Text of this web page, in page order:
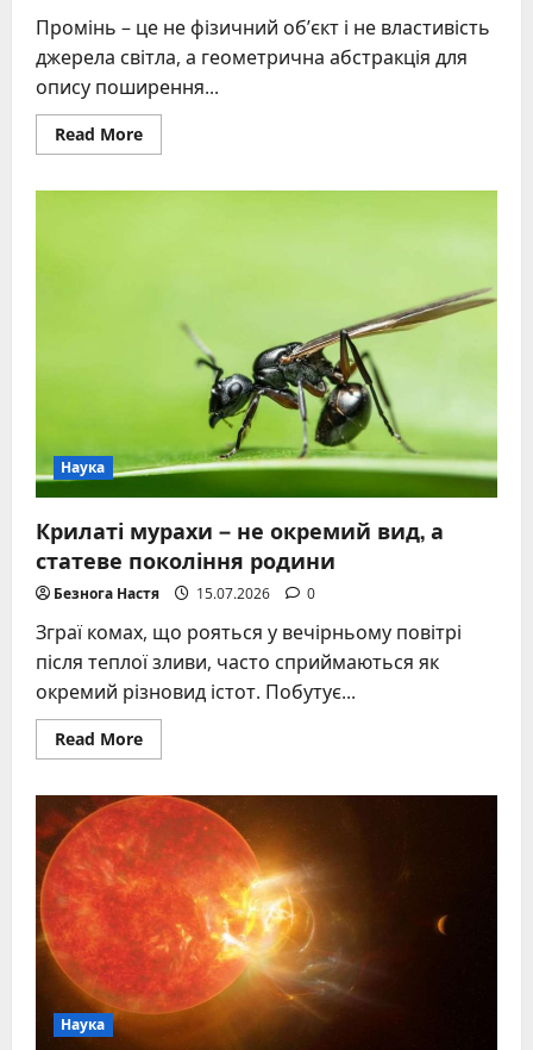
Промінь – це не фізичний об’єкт і не властивість
джерела світла, а геометрична абстракція для
опису поширення...
Read MoreRead
more
аналіз
Наука
Крилаті мурахи – не окремий вид, а
статеве покоління родини
Безнога Настя 15.07.2026 0
Зграї комах, що рояться у вечірньому повітрі
після теплої зливи, часто сприймаються як
окремий різновид істот. Побутує...
Read MoreRead
more
мурахи
–
не
окремий
вид,
а
статеве
покоління
родини
Наука